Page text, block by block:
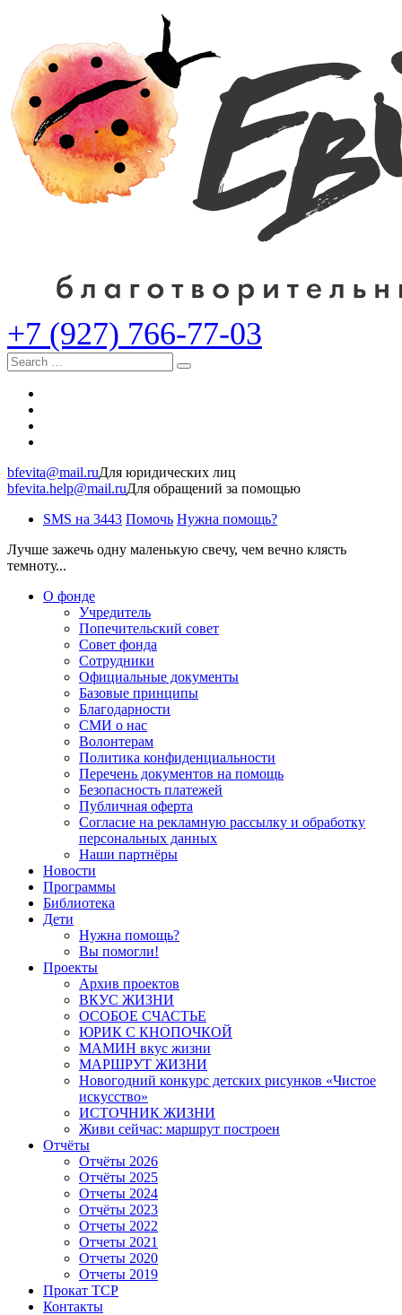
+7 (927) 766-77-03
Search
bfevita@mail.ruДля юридических лиц
bfevita.help@mail.ruДля обращений за помощью
SMS на 3443 Помочь Нужна помощь?
Лучше зажечь одну маленькую свечу, чем вечно клясть
темноту...
О фонде
Учредитель
Попечительский совет
Совет фонда
Сотрудники
Официальные документы
Базовые принципы
Благодарности
СМИ о нас
Волонтерам
Политика конфиденциальности
Перечень документов на помощь
Безопасность платежей
Публичная оферта
Согласие на рекламную рассылку и обработку
персональных данных
Наши партнёры
Новости
Программы
Библиотека
Дети
Нужна помощь?
Вы помогли!
Проекты
Архив проектов
ВКУС ЖИЗНИ
ОСОБОЕ СЧАСТЬЕ
ЮРИК С КНОПОЧКОЙ
МАМИН вкус жизни
МАРШРУТ ЖИЗНИ
Новогодний конкурс детских рисунков «Чистое
искусство»
ИСТОЧНИК ЖИЗНИ
Живи сейчас: маршрут построен
Отчёты
Отчёты 2026
Отчёты 2025
Отчеты 2024
Отчёты 2023
Отчеты 2022
Отчеты 2021
Отчеты 2020
Отчеты 2019
Прокат ТСР
Контакты